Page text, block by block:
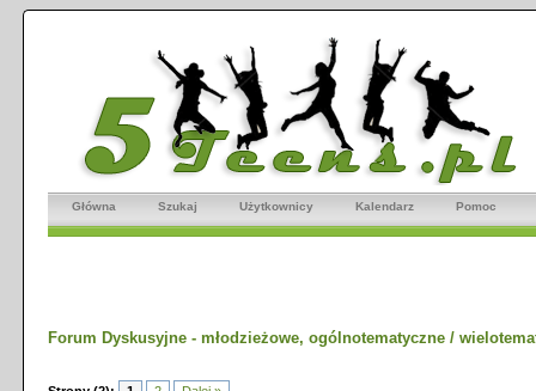
Główna Szukaj Użytkownicy Kalendarz Pomoc
Forum Dyskusyjne - młodzieżowe, ogólnotematyczne /